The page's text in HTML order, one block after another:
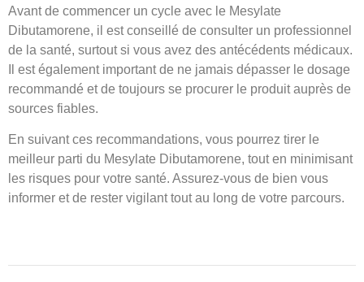
Avant de commencer un cycle avec le Mesylate
Dibutamorene, il est conseillé de consulter un professionnel
de la santé, surtout si vous avez des antécédents médicaux.
Il est également important de ne jamais dépasser le dosage
recommandé et de toujours se procurer le produit auprès de
sources fiables.
En suivant ces recommandations, vous pourrez tirer le
meilleur parti du Mesylate Dibutamorene, tout en minimisant
les risques pour votre santé. Assurez-vous de bien vous
informer et de rester vigilant tout au long de votre parcours.